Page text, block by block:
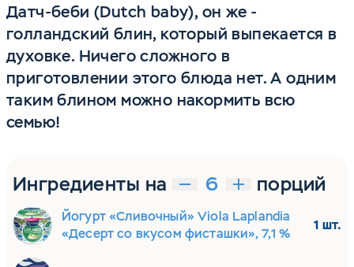
Датч-беби (Dutch baby), он же -
голландский блин, который выпекается в
духовке. Ничего сложного в
приготовлении этого блюда нет. А одним
таким блином можно накормить всю
семью!
Ингредиенты на порций
Йогурт «Сливочный» Viola Laplandia
«Десерт со вкусом фисташки», 7,1 %
1 шт.